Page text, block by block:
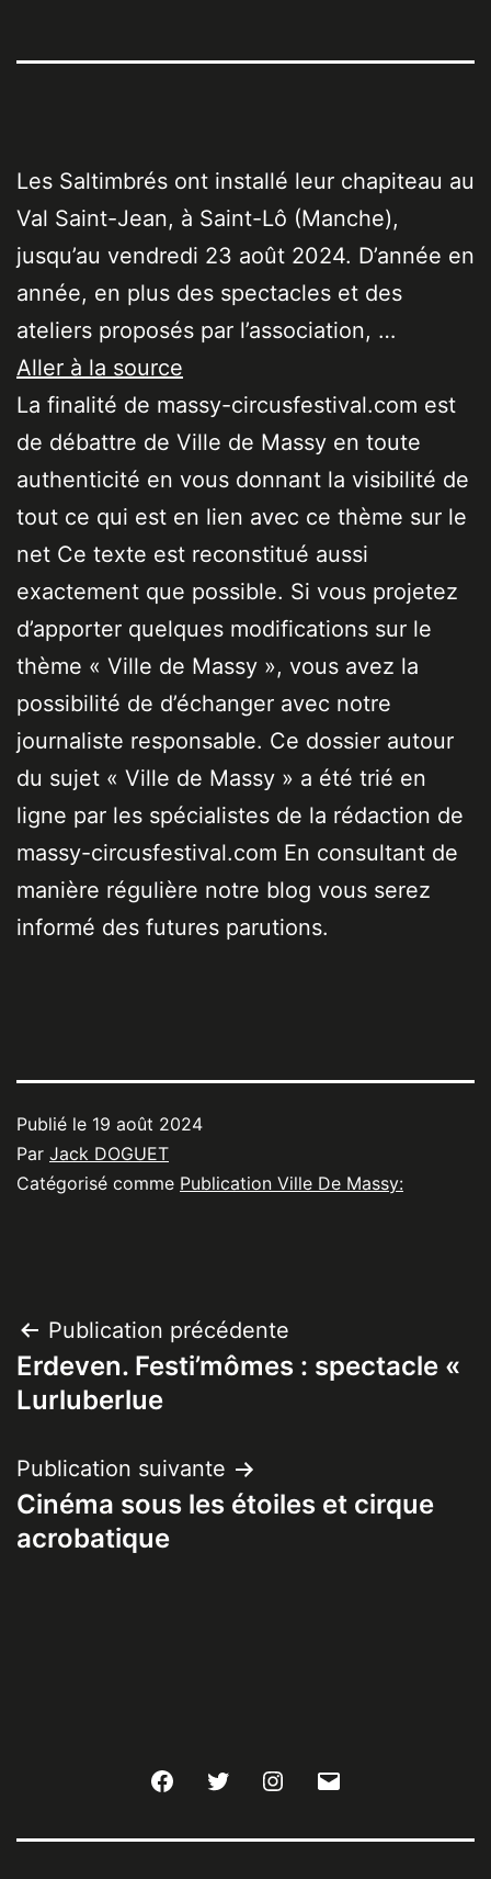
Les Saltimbrés ont installé leur chapiteau au
Val Saint-Jean, à Saint-Lô (Manche),
jusqu’au vendredi 23 août 2024. D’année en
année, en plus des spectacles et des
ateliers proposés par l’association, …
Aller à la source
La finalité de massy-circusfestival.com est
de débattre de Ville de Massy en toute
authenticité en vous donnant la visibilité de
tout ce qui est en lien avec ce thème sur le
net Ce texte est reconstitué aussi
exactement que possible. Si vous projetez
d’apporter quelques modifications sur le
thème « Ville de Massy », vous avez la
possibilité de d’échanger avec notre
journaliste responsable. Ce dossier autour
du sujet « Ville de Massy » a été trié en
ligne par les spécialistes de la rédaction de
massy-circusfestival.com En consultant de
manière régulière notre blog vous serez
informé des futures parutions.
Publié le 19 août 2024
Par Jack DOGUET
Catégorisé comme Publication Ville De Massy:
Navigation
de
Publication précédente
Erdeven. Festi’mômes : spectacle «
Lurluberlue
Publication suivante
Cinéma sous les étoiles et cirque
acrobatique
FacebookTwitter Instagram